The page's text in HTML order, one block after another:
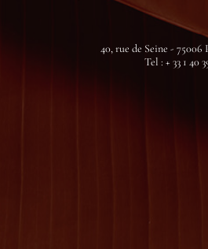
40, rue de Seine -
Tel : + 33 1 40